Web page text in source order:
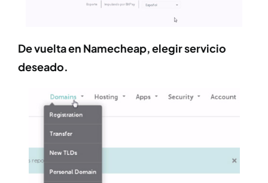
De vuelta en Namecheap, elegir servicio
deseado.